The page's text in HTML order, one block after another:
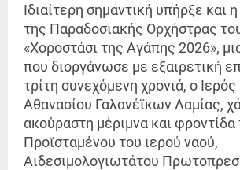
Ιδιαίτερη σημαντική υπήρξε και
της Παραδοσιακής Ορχήστρας
«Χοροστάσι της Αγάπης 2026»,
που διοργάνωσε με εξαιρετική
τρίτη συνεχόμενη χρονιά, ο
Αθανασίου Γαλανέϊκων Λαμίας,
ακούραστη μέριμνα και φροντίδα
Προϊσταμένου του ιερού ναού,
Αιδεσιμολογιωτάτου